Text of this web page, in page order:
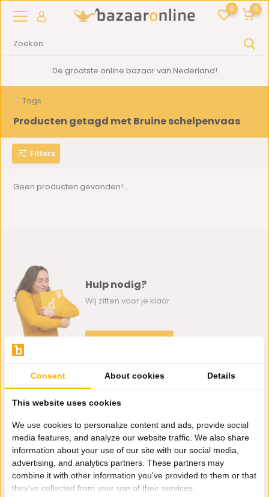
0 0
De grootste online bazaar van Nederland!
Tags
Producten getagd met Bruine schelpenvaas
Filters
Geen producten gevonden!...
Hulp nodig?
Wij zitten voor je klaar.
klantenservice@bazaaronline.nl
Ontvang de nieuwste aanbiedingen en promoties. We zullen
je niet spammen, beloofd.
Consent About cookies Details
This website uses cookies
We use cookies to personalize content and ads, provide social
media features, and analyze our website traffic. We also share
information about your use of our site with our social media,
advertising, and analytics partners. These partners may
combine it with other information you've provided to them or that
they've collected from your use of their services.